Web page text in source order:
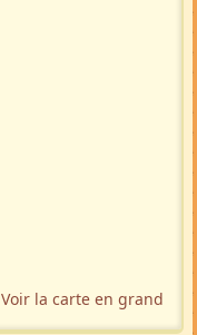
Voir la carte en grand